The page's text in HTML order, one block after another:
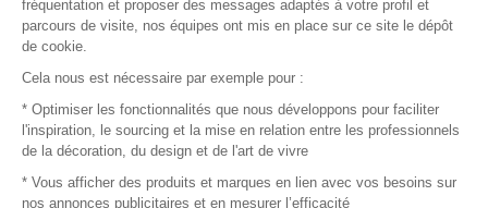
© 2016 –Organisation SAFI
Recrutement
fréquentation et proposer des messages adaptés à votre profil et
parcours de visite, nos équipes ont mis en place sur ce site le dépôt
de cookie.
Cela nous est nécessaire par exemple pour :
* Optimiser les fonctionnalités que nous développons pour faciliter
l'inspiration, le sourcing et la mise en relation entre les professionnels
de la décoration, du design et de l'art de vivre
* Vous afficher des produits et marques en lien avec vos besoins sur
nos annonces publicitaires et en mesurer l’efficacité